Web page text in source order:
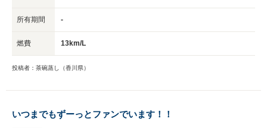
所有期間 -
燃費 13km/L
投稿者：茶碗蒸し（香川県）
いつまでもずーっとファンでいます！！